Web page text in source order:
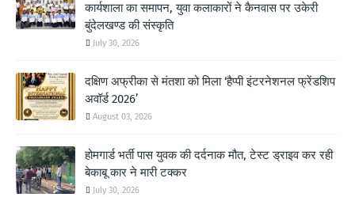
कार्यशाला का समापन, युवा कलाकारों ने कैनवास पर उकेरी
बुंदेलखण्ड की संस्कृति
July 30, 2026
दक्षिण अफ्रीका से मंतशा को मिला ‘हैप्पी इंटरनेशनल फ्रेंडशिप
अवॉर्ड 2026’
August 03, 2026
होमगार्ड भर्ती पास युवक की दर्दनाक मौत, टेस्ट ड्राइव कर रही
बेकाबू कार ने मारी टक्कर
July 30, 2026